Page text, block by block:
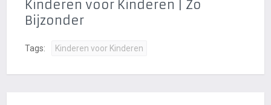
Kinderen voor Kinderen | Zo
Bijzonder
Tags: Kinderen voor Kinderen